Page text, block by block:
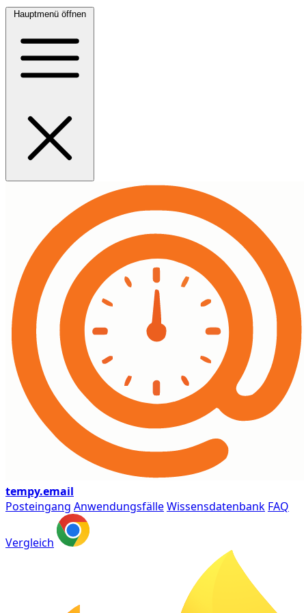
Hauptmenü öffnen
tempy.email
Posteingang AnwendungsfälleWissensdatenbank FAQ
Vergleich